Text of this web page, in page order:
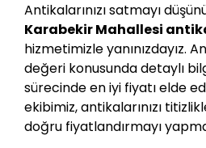
Antikalarınızı satmayı
Karabekir Mahallesi
hizmetimizle yanınızdayız.
değeri konusunda detaylı
sürecinde en iyi fiyatı elde
ekibimiz, antikalarınızı
doğru fiyatlandırmayı